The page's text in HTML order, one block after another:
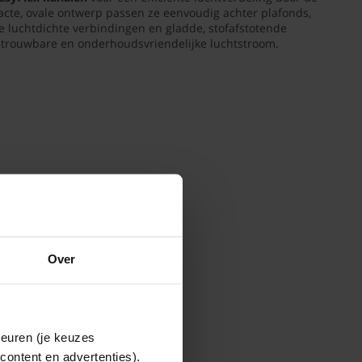
Over
(je keuzes
en advertenties).
ovale ontwerp passen ze eenvoudig achter plafonds,
luchtdichte verbindingen en gladde, stofafstotende
en onderhoudsvriendelijke luchtstroom.